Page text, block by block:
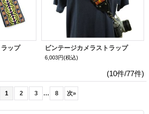
ップ ビンテージカメラストラップ
6,003円(税込)
(10件/77件)
1 2 3 ... 8 次»